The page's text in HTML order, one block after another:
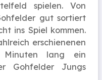
spielen. Von
gut sortiert
ins Spiel kommen.
erschienenen
Minuten lang ein
Gohfelder Jungs